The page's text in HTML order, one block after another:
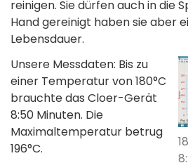
reinigen. Sie dürfen auch in die
Hand gereinigt haben sie aber
Lebensdauer.
Unsere Messdaten: Bis zu
einer Temperatur von 180°C
brauchte das Cloer-Gerät
8:50 Minuten. Die
Maximaltemperatur betrug
196°C.